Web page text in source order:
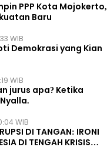
PPP Kota Mojokerto,
Baru
WIB
Demokrasi yang Kian
WIB
jurus apa? Ketika
WIB
DI TANGAN: IRONI
DI TENGAH KRISIS